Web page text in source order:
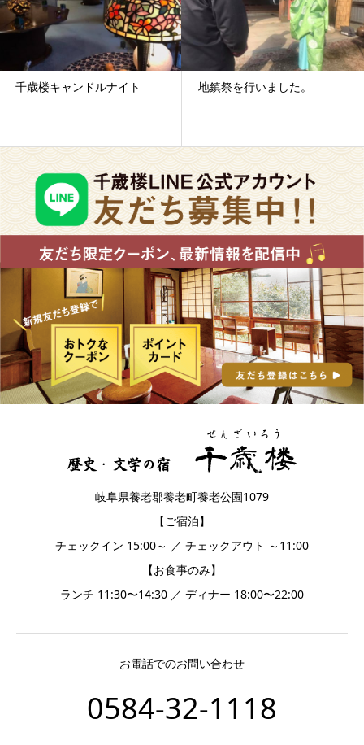
千歳楼キャンドルナイト 地鎮祭を行いました。
岐阜県養老郡養老町養老公園1079
【ご宿泊】
チェックイン 15:00～ ／ チェックアウト ～11:00
【お食事のみ】
ランチ 11:30〜14:30 ／ ディナー 18:00〜22:00
お電話でのお問い合わせ
0584-32-1118